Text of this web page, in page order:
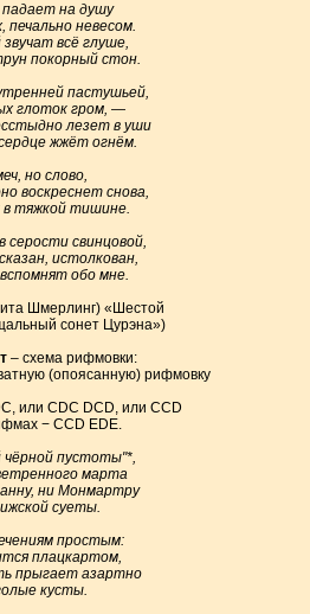
падает на душу
невесом.
всё глуше,
покорный стон.
пастушьей,
глоток гром, —
лезет в уши
жжёт огнём.
но слово,
воскреснет снова,
в тяжкой тишине.
серости свинцовой,
истолкован,
обо мне.
Шмерлинг) «Шестой
сонет Цурэна»)
– схема рифмовки:
(опоясанную) рифмовку
или CDC DCD, или CCD
− CCD EDE.
чёрной пустоты"*,
марта
ни Монмартру
суеты.
простым:
плацкартом,
прыгает азартно
кусты.